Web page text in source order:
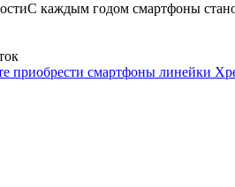
С каждым годом смартфоны
приобрести смартфоны линейки